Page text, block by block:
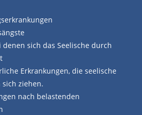
denen sich das Seelische durch
Erkrankungen, die seelische
sich ziehen.
nach belastenden